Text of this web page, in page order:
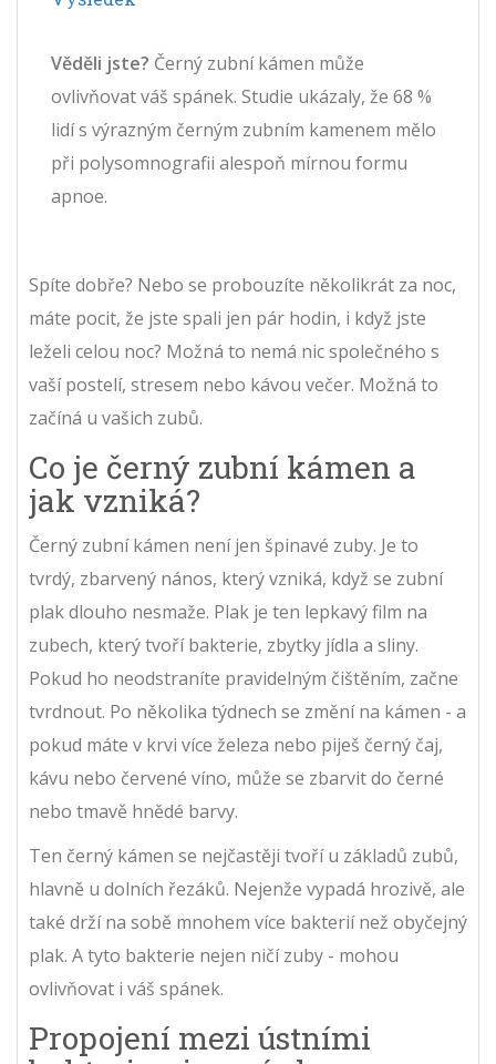
Věděli jste? Černý zubní kámen může
ovlivňovat váš spánek. Studie ukázaly, že 68 %
lidí s výrazným černým zubním kamenem mělo
při polysomnografii alespoň mírnou formu
apnoe.
Spíte dobře? Nebo se probouzíte několikrát za noc,
máte pocit, že jste spali jen pár hodin, i když jste
leželi celou noc? Možná to nemá nic společného s
vaší postelí, stresem nebo kávou večer. Možná to
začíná u vašich zubů.
Co je černý zubní kámen a
jak vzniká?
Černý zubní kámen není jen špinavé zuby. Je to
tvrdý, zbarvený nános, který vzniká, když se zubní
plak dlouho nesmaže. Plak je ten lepkavý film na
zubech, který tvoří bakterie, zbytky jídla a sliny.
Pokud ho neodstraníte pravidelným čištěním, začne
tvrdnout. Po několika týdnech se změní na kámen - a
pokud máte v krvi více železa nebo piješ černý čaj,
kávu nebo červené víno, může se zbarvit do černé
nebo tmavě hnědé barvy.
Ten černý kámen se nejčastěji tvoří u základů zubů,
hlavně u dolních řezáků. Nejenže vypadá hrozivě, ale
také drží na sobě mnohem více bakterií než obyčejný
plak. A tyto bakterie nejen ničí zuby - mohou
ovlivňovat i váš spánek.
Propojení mezi ústními